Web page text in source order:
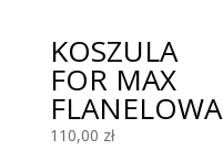
KOSZULA
FOR MAX
FLANELOWA
110,00 zł